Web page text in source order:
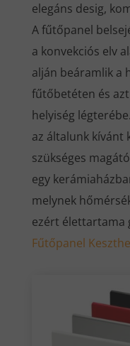
elegáns desig,
A fűtőpanel
a konvekciós elv
alján beáramlik a
fűtőbetéten és
helyiség
az általunk kívánt
szükséges
egy
melynek
ezért élettartama
Fűtőpanel